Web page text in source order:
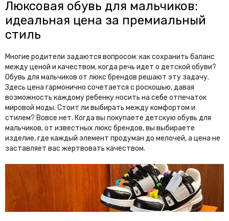
Люксовая обувь для мальчиков:
идеальная цена за премиальный
стиль
Многие родители задаются вопросом: как сохранить баланс
между ценой и качеством, когда речь идет о детской обуви?
Обувь для мальчиков от люкс брендов решают эту задачу.
Здесь цена гармонично сочетается с роскошью, давая
возможность каждому ребенку носить на себе отпечаток
мировой моды. Стоит ли выбирать между комфортом и
стилем? Вовсе нет. Когда вы покупаете детскую обувь для
мальчиков, от известных люкс брендов, вы выбираете
изделие, где каждый элемент продуман до мелочей, а цена не
заставляет вас жертвовать качеством.